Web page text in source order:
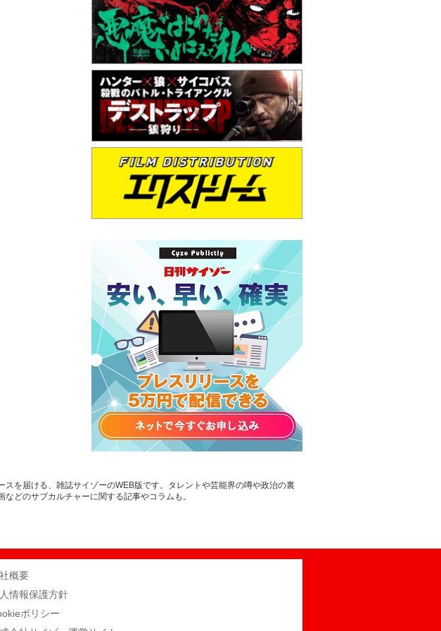
を届ける、雑誌サイゾーのWEB版です。タレントや芸能界の噂や政治の裏
どのサブカルチャーに関する記事やコラムも。
概要
情報保護方針
ポリシー